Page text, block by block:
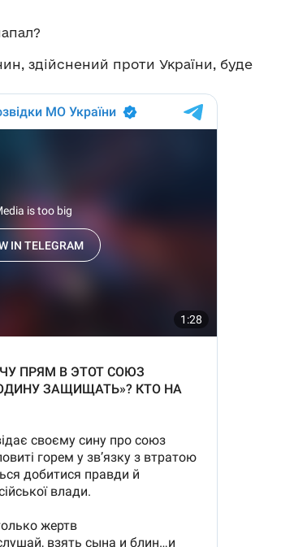
здійснений проти України, буде